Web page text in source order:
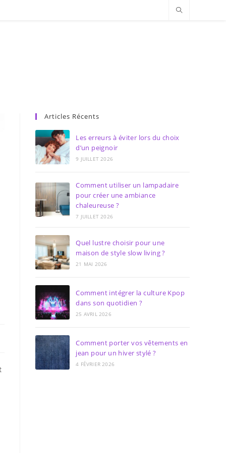
Articles Récents
Les erreurs à éviter lors du choix
d’un peignoir
9 JUILLET 2026
Comment utiliser un lampadaire
pour créer une ambiance
chaleureuse ?
7 JUILLET 2026
Quel lustre choisir pour une
maison de style slow living ?
21 MAI 2026
Comment intégrer la culture Kpop
dans son quotidien ?
25 AVRIL 2026
Comment porter vos vêtements en
jean pour un hiver stylé ?
4 FÉVRIER 2026